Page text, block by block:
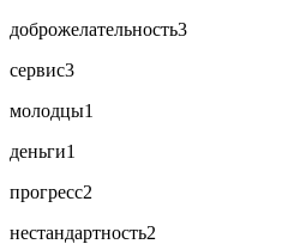
доброжелательность3
сервис3
молодцы1
деньги1
прогресс2
нестандартность2